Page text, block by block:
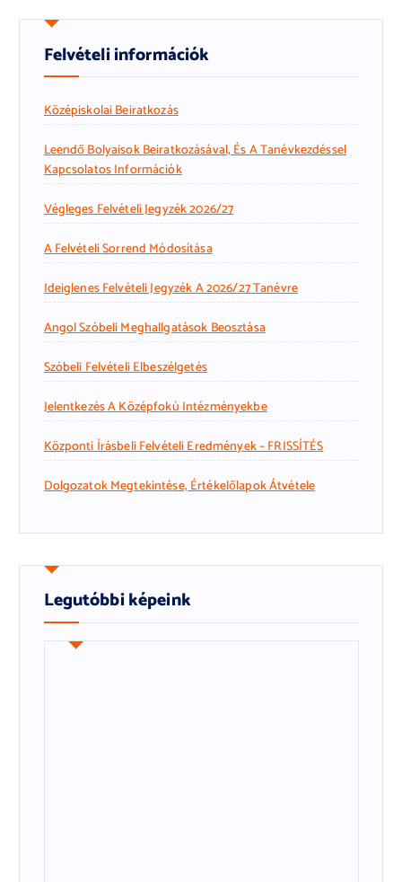
Felvételi információk
Középiskolai Beiratkozás
Leendő Bolyaisok Beiratkozásával, És A Tanévkezdéssel
Kapcsolatos Információk
Végleges Felvételi Jegyzék 2026/27
A Felvételi Sorrend Módosítása
Ideiglenes Felvételi Jegyzék A 2026/27 Tanévre
Angol Szóbeli Meghallgatások Beosztása
Szóbeli Felvételi Elbeszélgetés
Jelentkezés A Középfokú Intézményekbe
Központi Írásbeli Felvételi Eredmények – FRISSÍTÉS
Dolgozatok Megtekintése, Értékelőlapok Átvétele
Legutóbbi képeink